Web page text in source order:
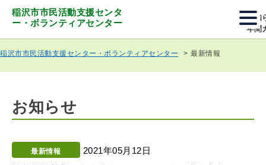
稲沢市市民活動支援センタ
ー・ボランティアセンター
お知
年間
稲沢市市民活動支援センター・ボランティアセンター 最新情報
お知らせ
最新情報
2021年05月12日